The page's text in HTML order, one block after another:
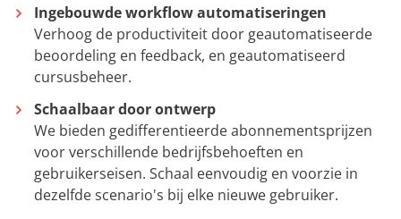
Ingebouwde workflow automatiseringen
Verhoog de productiviteit door geautomatiseerde
beoordeling en feedback, en geautomatiseerd
cursusbeheer.
Schaalbaar door ontwerp
We bieden gedifferentieerde abonnementsprijzen
voor verschillende bedrijfsbehoeften en
gebruikerseisen. Schaal eenvoudig en voorzie in
dezelfde scenario's bij elke nieuwe gebruiker.